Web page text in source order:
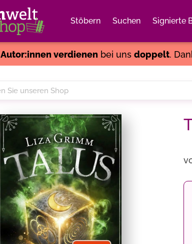
Stöbern Suchen Signierte
Autor:innen verdienenbei uns doppelt.